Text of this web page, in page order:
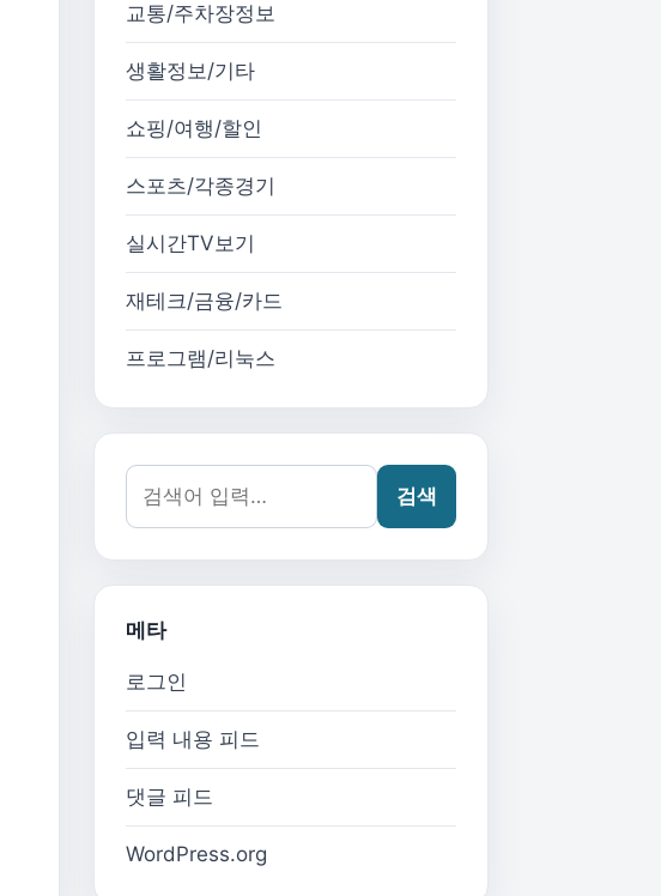
교통/주차장정보
생활정보/기타
쇼핑/여행/할인
스포츠/각종경기
실시간TV보기
재테크/금융/카드
프로그램/리눅스
검색어:
검색
메타
로그인
입력 내용 피드
댓글 피드
WordPress.org